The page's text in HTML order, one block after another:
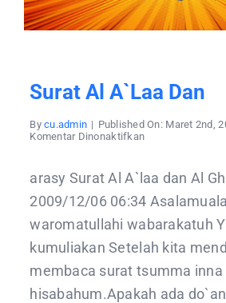
Surat Al A`laa Dan
Bycu.admin | Published On: Maret 2nd,
Komentar Dinonaktifkanpada
dan
arasy Surat Al A`laa dan Al
2009/12/06 06:34
waromatullahi wabarakatuh
kumuliakan Setelah kita
membaca surat tsumma inna
hisabahum.Apakah ada